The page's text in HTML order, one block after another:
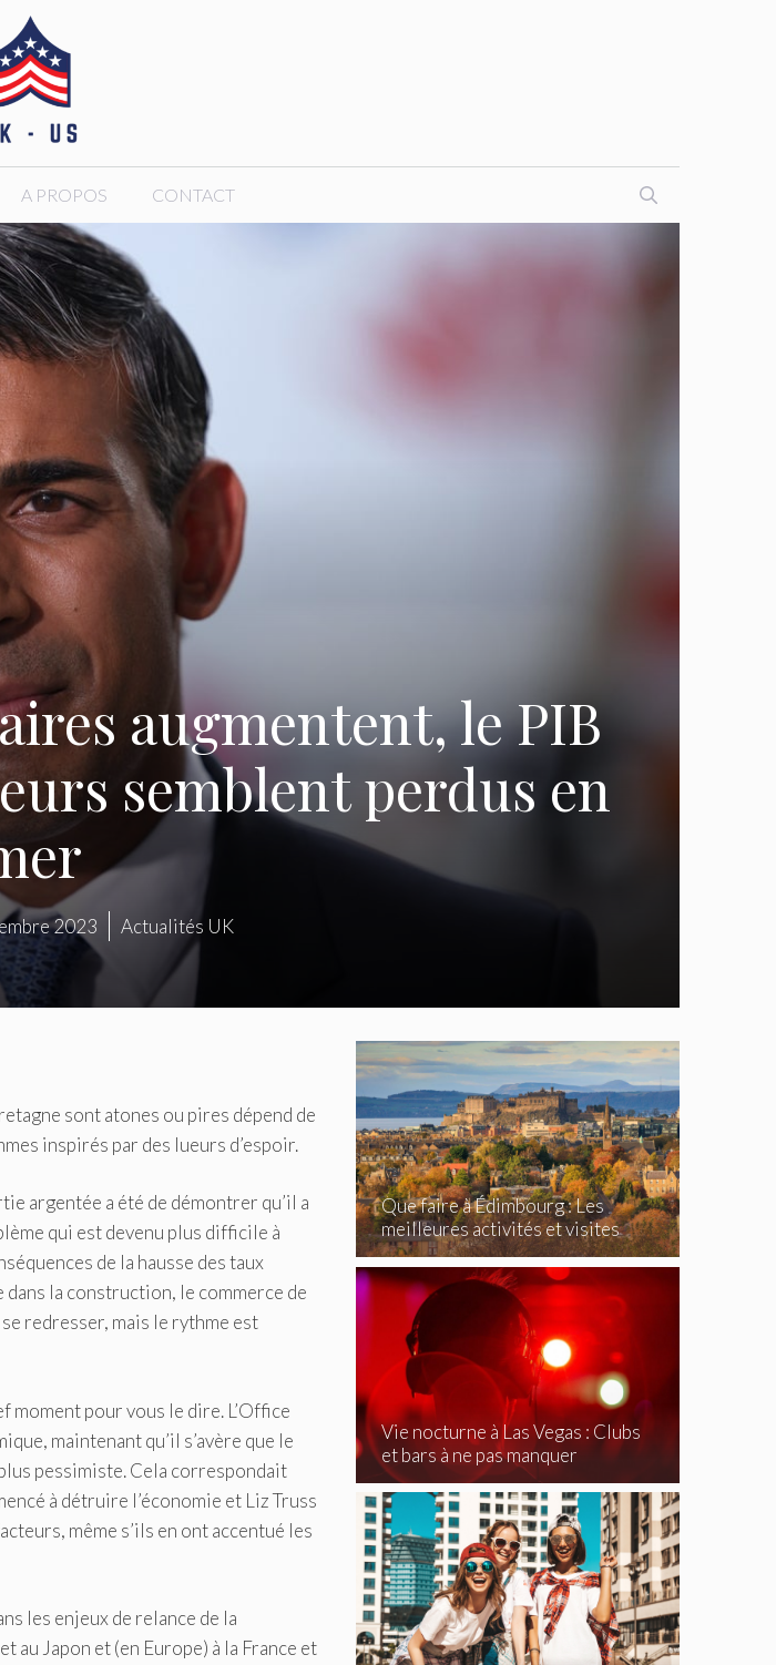
A PROPOS CONTACT
augmentent, le PIB
semblent perdus en
2023 Actualités UK
sont atones ou pires dépend de
inspirés par des lueurs d’espoir.
argentée a été de démontrer qu’il a
qui est devenu plus difficile à
de la hausse des taux
dans la construction, le commerce de
redresser, mais le rythme est
moment pour vous le dire. L’Office
maintenant qu’il s’avère que le
pessimiste. Cela correspondait
à détruire l’économie et Liz Truss
même s’ils en ont accentué les
les enjeux de relance de la
au Japon et (en Europe) à la France et
Que faire à Édimbourg : Les
meilleures activités et visites
incontournables
Vie nocturne à Las Vegas : Clubs
et bars à ne pas manquer